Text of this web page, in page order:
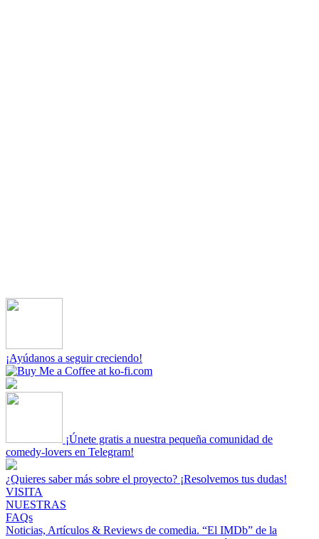
¡Ayúdanos a seguir creciendo!
¡Únete gratis a nuestra pequeña comunidad de
comedy-lovers en Telegram!
¿Quieres saber más sobre el proyecto? ¡Resolvemos tus dudas!
VISITA
NUESTRAS
FAQs
Noticias, Artículos & Reviews de comedia. “El IMDb” de la